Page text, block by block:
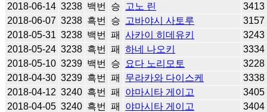
2018-06-14 3238 백번 승 고노 린
3413
2018-06-07 3238 흑번 승 고바야시 사토루
3157
2018-05-31 3238 백번 패 사카이 히데유키
3243
2018-05-24 3238 흑번 패 하네 나오키
3334
2018-05-10 3239 백번 승 요다 노리모토
3228
2018-04-30 3239 흑번 패 무라카와 다이스케
3338
2018-04-12 3240 흑번 패 야마시타 게이고
3405
2018-04-05 3240 흑번 패 야마시타 게이고
3404